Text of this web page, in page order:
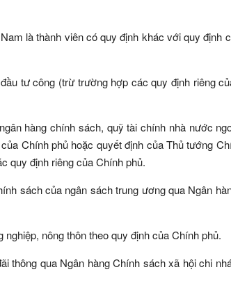
là thành viên có quy định khác với quy định
tư công (trừ trường hợp các quy định riêng
hàng chính sách, quỹ tài chính nhà nước
Chính phủ hoặc quyết định của Thủ tướng
quy định riêng của Chính phủ.
sách của ngân sách trung ương qua Ngân
nông thôn theo quy định của Chính phủ.
thông qua Ngân hàng Chính sách xã hội chi